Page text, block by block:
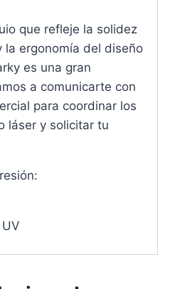
que refleje la solidez
la ergonomía del diseño
es una gran
a comunicarte con
para coordinar los
láser y solicitar tu